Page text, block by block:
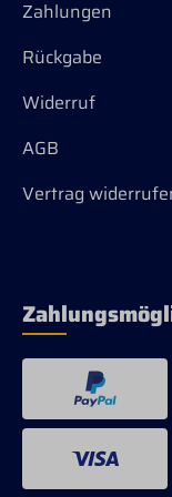
Zahlungen
Rückgabe
Widerruf
AGB
Vertrag